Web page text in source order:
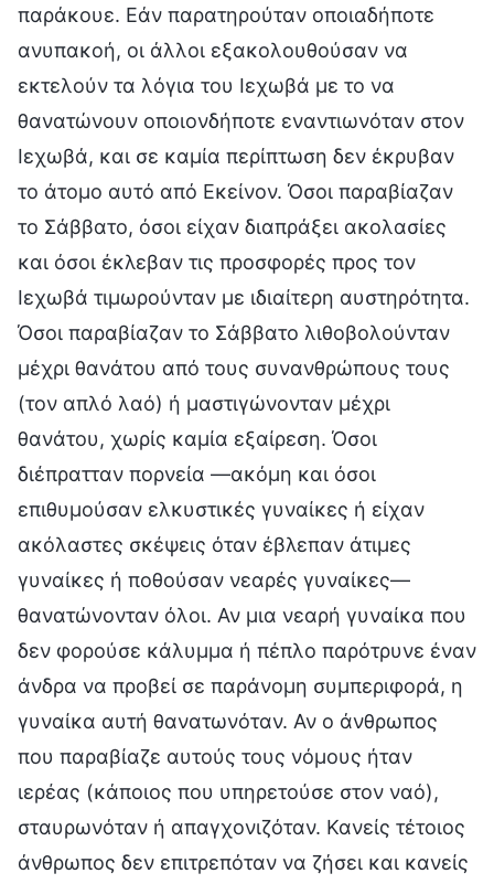
παράκουε. Εάν παρατηρούταν οποιαδήποτε
ανυπακοή, οι άλλοι εξακολουθούσαν να
εκτελούν τα λόγια του Ιεχωβά με το να
θανατώνουν οποιονδήποτε εναντιωνόταν στον
Ιεχωβά, και σε καμία περίπτωση δεν έκρυβαν
το άτομο αυτό από Εκείνον. Όσοι παραβίαζαν
το Σάββατο, όσοι είχαν διαπράξει ακολασίες
και όσοι έκλεβαν τις προσφορές προς τον
Ιεχωβά τιμωρούνταν με ιδιαίτερη αυστηρότητα.
Όσοι παραβίαζαν το Σάββατο λιθοβολούνταν
μέχρι θανάτου από τους συνανθρώπους τους
(τον απλό λαό) ή μαστιγώνονταν μέχρι
θανάτου, χωρίς καμία εξαίρεση. Όσοι
διέπρατταν πορνεία —ακόμη και όσοι
επιθυμούσαν ελκυστικές γυναίκες ή είχαν
ακόλαστες σκέψεις όταν έβλεπαν άτιμες
γυναίκες ή ποθούσαν νεαρές γυναίκες—
θανατώνονταν όλοι. Αν μια νεαρή γυναίκα που
δεν φορούσε κάλυμμα ή πέπλο παρότρυνε έναν
άνδρα να προβεί σε παράνομη συμπεριφορά, η
γυναίκα αυτή θανατωνόταν. Αν ο άνθρωπος
που παραβίαζε αυτούς τους νόμους ήταν
ιερέας (κάποιος που υπηρετούσε στον ναό),
σταυρωνόταν ή απαγχονιζόταν. Κανείς τέτοιος
άνθρωπος δεν επιτρεπόταν να ζήσει και κανείς